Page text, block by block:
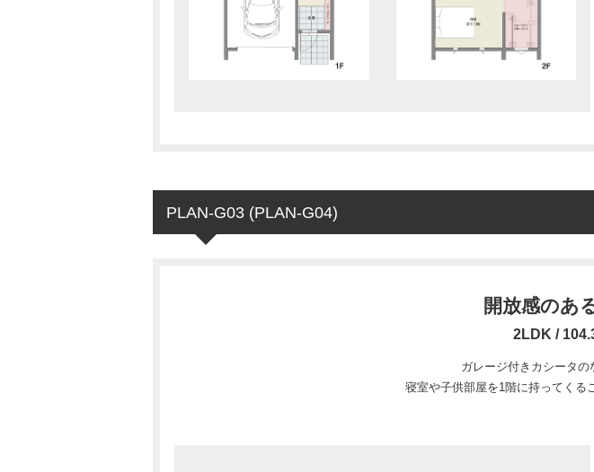
PLAN-G03 (PLAN-G04)
開放感のあ
2LDK /
ガレージ付きカシータの
寝室や子供部屋を1階に持ってくる